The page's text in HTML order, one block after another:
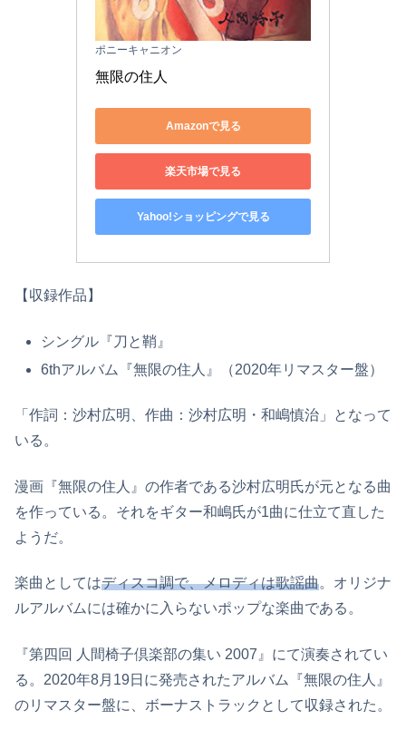
ポニーキャニオン
無限の住人
Amazonで見る
楽天市場で見る
Yahoo!ショッピングで見る
【収録作品】
シングル『刀と鞘』
6thアルバム『無限の住人』（2020年リマスター盤）
「作詞：沙村広明、作曲：沙村広明・和嶋慎治」となって
いる。
漫画『無限の住人』の作者である沙村広明氏が元となる曲
を作っている。それをギター和嶋氏が1曲に仕立て直した
ようだ。
楽曲としてはディスコ調で、メロディは歌謡曲。オリジナ
ルアルバムには確かに入らないポップな楽曲である。
『第四回 人間椅子倶楽部の集い 2007』にて演奏されてい
る。2020年8月19日に発売されたアルバム『無限の住人』
のリマスター盤に、ボーナストラックとして収録された。